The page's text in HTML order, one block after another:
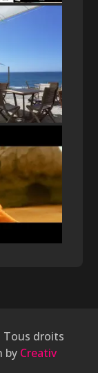
Tous droits
by Creativ